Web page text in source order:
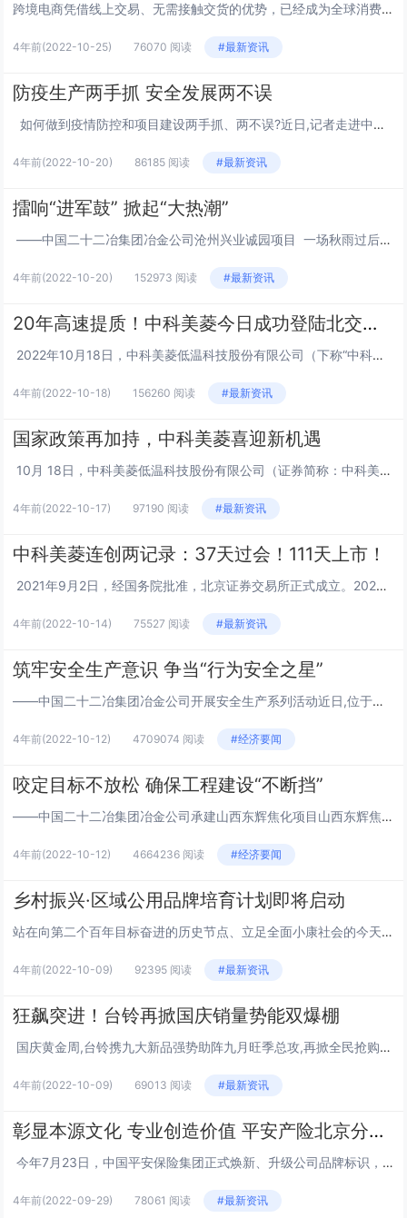
跨境电商凭借线上交易、无需接触交货的优势，已经成为全球消费者的购物方式新选择。巨大的市场红利，吸引着越来越多卖家的入局。自然也催生着行业不断发展转型，目前跨境电商由最初的“野蛮生长”逐渐演变为“精耕细作”，成为业界普遍共识。跨境电商卖家想要...
4年前(2022-10-25) 76070 阅读 #最新资讯
防疫生产两手抓 安全发展两不误
如何做到疫情防控和项目建设两手抓、两不误?近日,记者走进中国二十二冶集团冶金公司山西东辉项目实地了解。在施工现场,塔吊设备不停旋转,混凝土运输车辆穿梭来回,工人们身穿反光马甲,佩戴安全帽和防护用品来回穿梭。面对近期山...
4年前(2022-10-20) 86185 阅读 #最新资讯
擂响“进军鼓” 掀起“大热潮”
——中国二十二冶集团冶金公司沧州兴业诚园项目 一场秋雨过后,天气变得凉爽起来。金秋十月,是抢抓工期、快速推进工程建设的施工黄金期。日前,在沧州兴业诚园项目的施工现场,机器设备轰鸣不断,运输车辆穿梭往来,建筑...
4年前(2022-10-20) 152973 阅读 #最新资讯
20年高速提质！中科美菱今日成功登陆北交所！
2022年10月18日，中科美菱低温科技股份有限公司（下称“中科美菱”）正式登陆北京证券交易所，中科美菱（835892）开盘首日收盘价16.38元，最高成交价17.29元 ，最大涨幅8.06%。中科美菱成立于2002年，是一家以...
4年前(2022-10-18) 156260 阅读 #最新资讯
国家政策再加持，中科美菱喜迎新机遇
10月 18日，中科美菱低温科技股份有限公司（证券简称：中科美菱，证券代码：835892）即将正式登陆北交所。从受理上市申请到正式上市仅用111天，中科美菱创下最快上市速度！同时，也成为2022年安徽省北交所“第一股”！作为国内...
4年前(2022-10-17) 97190 阅读 #最新资讯
中科美菱连创两记录：37天过会！111天上市！
2021年9月2日，经国务院批准，北京证券交易所正式成立。2022年2月，中科美菱与申万宏源签订北交所上市辅导协议，并向中国证监会安徽监管局递交了辅导备案申请材料，正式向北交所发起冲击。2022年6月24日，安徽证监局完成对中科...
4年前(2022-10-14) 75527 阅读 #最新资讯
筑牢安全生产意识 争当“行为安全之星”
——中国二十二冶集团冶金公司开展安全生产系列活动近日,位于河北省沧州市运河区杭州路南侧的天成和悦名著项目工地上,工人们正在各个岗位上忙碌着,施工现场的安全生产宣传警示标语随处可见。承建方中国二十二冶集团冶金公司项目安全经理张建存在工地上来来...
4年前(2022-10-12) 4709074 阅读 #经济要闻
咬定目标不放松 确保工程建设“不断挡”
——中国二十二冶集团冶金公司承建山西东辉焦化项目山西东辉焦化项目属山西省焦化行业转型升级提标改造项目,对促进山西焦化行业发展和地方经济发展,带动周边第三产业发展起到促进作用。目前,该项目1、2号焦炉基础,熄焦塔32.97米平台,煤塔31.0...
4年前(2022-10-12) 4664236 阅读 #经济要闻
乡村振兴·区域公用品牌培育计划即将启动
站在向第二个百年目标奋进的历史节点、立足全面小康社会的今天、投入火热的乡村振兴实践。凝聚社会力量，全方位打造区域公用品牌，以品牌建设促进乡村产业发展，带动一方经济、富裕一方百姓、助力乡村振兴，《乡村振兴·区域公用品牌培育计划》即将在京启动。...
4年前(2022-10-09) 92395 阅读 #最新资讯
狂飙突进！台铃再掀国庆销量势能双爆棚
国庆黄金周,台铃携九大新品强势助阵九月旺季总攻,再掀全民抢购热潮!现场人头攒动,队长如龙。为了抢到心仪的电动车,许多消费者全家出动,齐头并进排队候车;一些迫不及待的年轻人直接自己动手,协助组装自己的爱车;更有老忠粉为了约到断货爆...
4年前(2022-10-09) 69013 阅读 #最新资讯
彰显本源文化 专业创造价值 平安产险北京分公司打造为社会创价值的长青企业
今年7月23日，中国平安保险集团正式焕新、升级公司品牌标识，将原有品牌标识中的标语“金融·科技”升级为“专业·价值”，强调“专业创造价值”的核心文化理念，回归企业经营的本源。“人民对美好生活的向往，就是我们的奋斗目标。”这句话深...
4年前(2022-09-29) 78061 阅读 #最新资讯